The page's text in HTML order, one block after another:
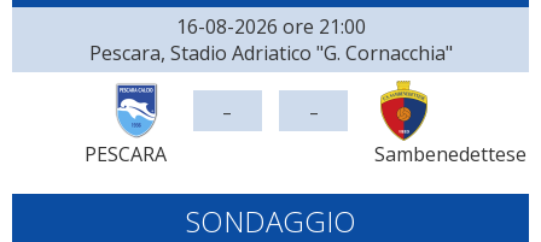
16-08-2026 ore 21:00
Pescara, Stadio Adriatico "G. Cornacchia"
PESCARA
- -
Sambenedettese
SONDAGGIO